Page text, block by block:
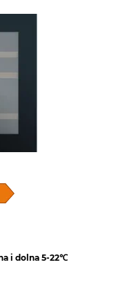
i dolna 5-22℃